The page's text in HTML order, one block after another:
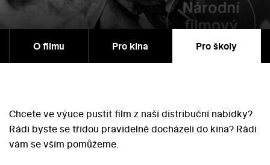
O filmu Pro kina Pro školy
Chcete ve výuce pustit film z naší distribuční nabídky?
Rádi byste se třídou pravidelně docházeli do kina? Rádi
vám se vším pomůžeme.